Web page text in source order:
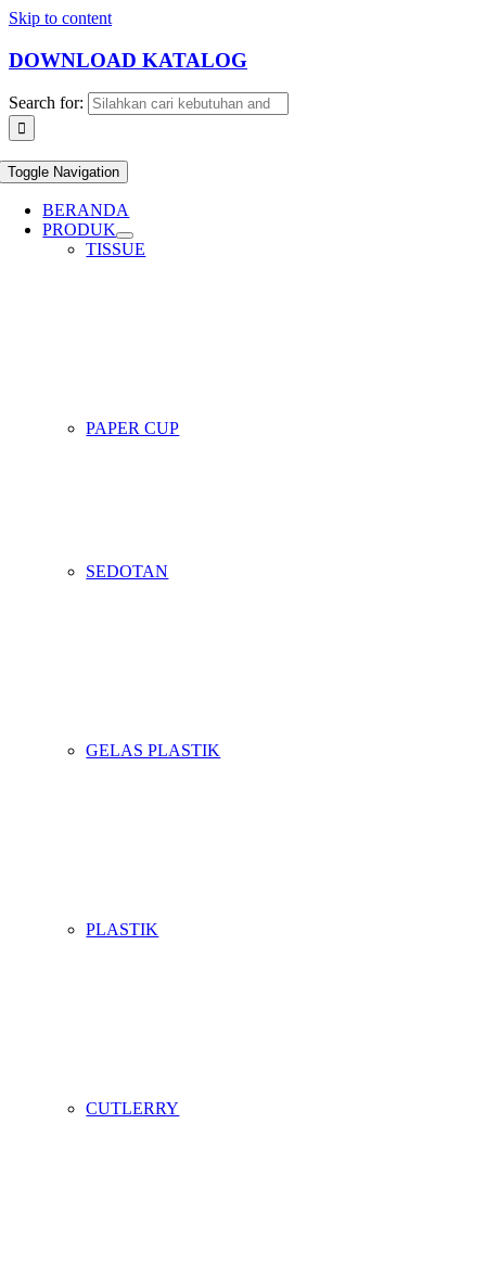
Skip to content
DOWNLOAD KATALOG
Search for:
Toggle Navigation
BERANDA
PRODUK
TISSUE
PAPER CUP
SEDOTAN
GELAS PLASTIK
PLASTIK
CUTLERRY